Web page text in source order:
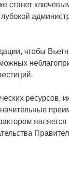
станет
чтобы
ресурсов,
является